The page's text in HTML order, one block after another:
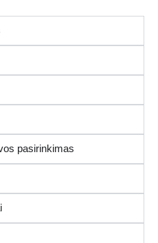
pasirinkimas